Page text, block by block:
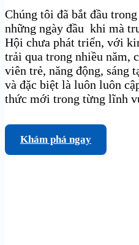
Chúng tôi đã bắt đầu
những ngày đầu khi mà
Hội chưa phát triển, với
trải qua trong nhiều năm,
viên trẻ, năng động, sáng
và đặc biệt là luôn luôn
thức mới trong từng lĩnh
Khám phá ngay